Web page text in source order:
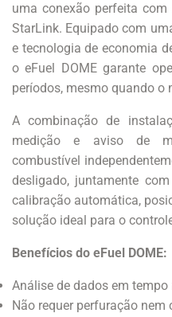
uma conexão perfeita
StarLink. Equipado com
e tecnologia de economia
o eFuel DOME garante
períodos, mesmo quando o
A combinação de
medição e aviso de
combustível
desligado, juntamente
calibração automática,
solução ideal para o
Benefícios do eFuel DOME:
Análise de dados em tempo
Não requer perfuração nem